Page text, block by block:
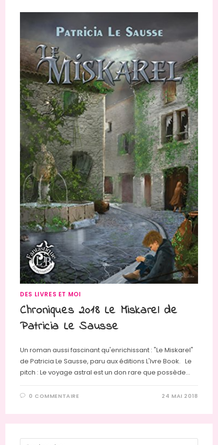
DES LIVRES ET MOI
Chroniques 2018 Le Miskarel de
Patricia Le Sausse
Un roman aussi fascinant qu'enrichissant : "Le Miskarel"
de Patricia Le Sausse, paru aux éditions L'Ivre Book. Le
pitch : Le voyage astral est un don rare que possède…
0 COMMENTAIRE 24 MAI 2018